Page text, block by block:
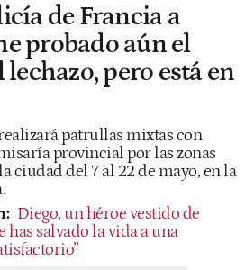
de Francia a
probado aún el
pero está en
patrullas mixtas con
provincial por las zonas
ciudad del 7 al 22 de mayo, en la
Diego, un héroe vestido de
has salvado la vida a una